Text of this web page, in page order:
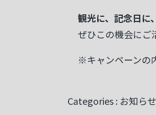
観光に、記念日に
ぜひこの機会にご
※キャンペーンの
Categories : お知らせ